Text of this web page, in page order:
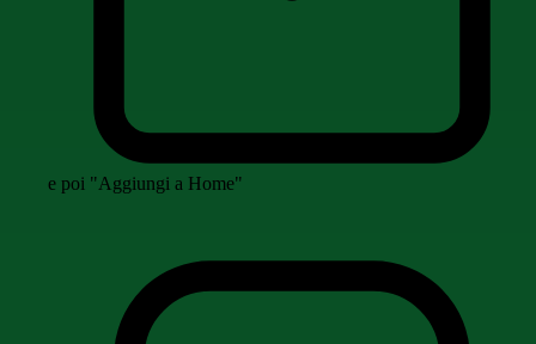
e poi "Aggiungi a Home"